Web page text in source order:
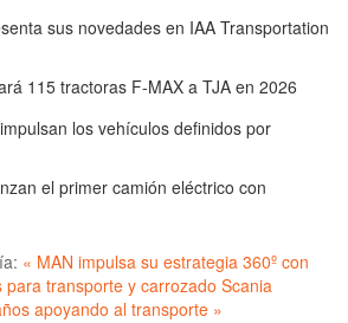
sus novedades en IAA Transportation
115 tractoras F-MAX a TJA en 2026
los vehículos definidos por
el primer camión eléctrico con
« MAN impulsa su estrategia 360º con
transporte y carrozado Scania
apoyando al transporte »